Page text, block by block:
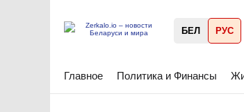
БЕЛ РУС
Главное Политика и Финансы